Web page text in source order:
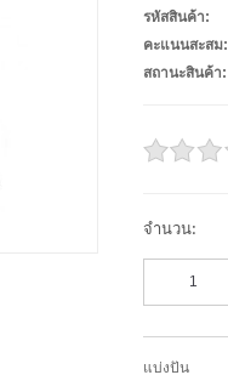
รหัสสินค้า:
คะแนนสะสม:
สถานะสินค้า:
จำนวน:
แบ่งปัน